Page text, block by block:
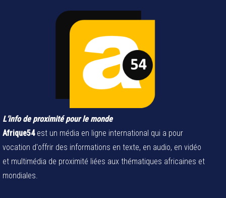
L’info de proximité pour le monde
Afrique54est un média en ligne international qui a pour
vocation d'offrir des informations en texte, en audio, en vidéo
et multimédia de proximité liées aux thématiques africaines et
mondiales.